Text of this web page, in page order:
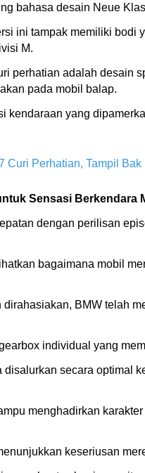
bahasa desain Neue
ini tampak memiliki
M.
perhatian adalah desain
pada mobil balap.
kendaraan yang
Curi Perhatian, Tampil
Sensasi Berkendara
dengan perilisan
bagaimana mobil
BMW telah
individual yang
secara optimal
menghadirkan
keseriusan